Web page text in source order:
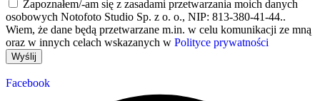
Zapoznałem/-am się z zasadami przetwarzania moich danych
osobowych Notofoto Studio Sp. z o. o., NIP: 813-380-41-44..
Wiem, że dane będą przetwarzane m.in. w celu komunikacji ze mną
oraz w innych celach wskazanych w Polityce prywatności
Wyślij
Facebook